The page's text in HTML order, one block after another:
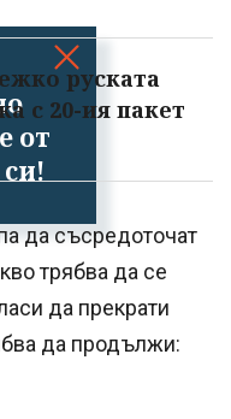
от
руската
с 20-ия пакет
да съсредоточат
трябва да се
да прекрати
да продължи: